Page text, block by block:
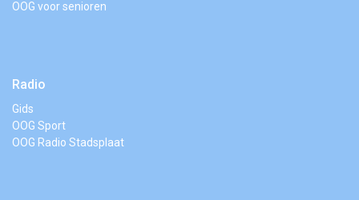
OOG voor senioren
Radio
Gids
OOG Sport
OOG Radio Stadsplaat